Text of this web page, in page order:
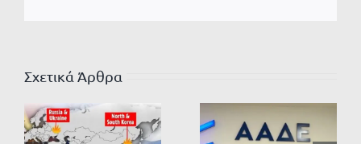
Σχετικά Άρθρα